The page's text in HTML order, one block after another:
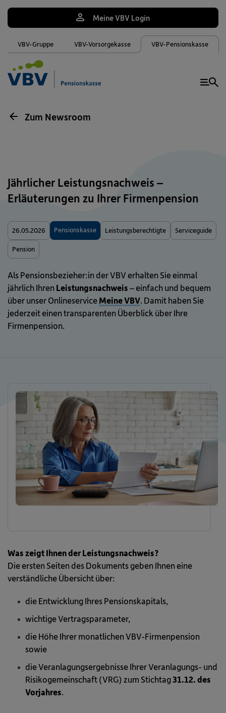
VBV-Gruppe VBV-Vorsorgekasse VBV-Pensionskasse
Meine VBV Login
Zum Newsroom
Jährlicher Leistungsnachweis –
Erläuterungen zu Ihrer Firmenpension
26.05.2026 Pensionskasse Leistungsberechtigte Serviceguide
Pension
Als Pensionsbezieher:in der VBV erhalten Sie einmal
jährlich IhrenLeistungsnachweis– einfach und bequem
über unser OnlineserviceMeine VBV. Damit haben Sie
jederzeit einen transparenten Überblick über Ihre
Firmenpension.
Was zeigt Ihnen der Leistungsnachweis?
Die ersten Seiten des Dokuments geben Ihnen eine
verständliche Übersicht über:
die Entwicklung Ihres Pensionskapitals,
wichtige Vertragsparameter,
die Höhe Ihrer monatlichen VBV-Firmenpension
sowie
die Veranlagungsergebnisse Ihrer Veranlagungs- und
Risikogemeinschaft (VRG) zum Stichtag31.12. des
Vorjahres.